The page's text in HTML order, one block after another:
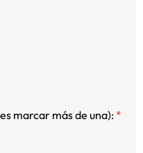
marcar más de una): *